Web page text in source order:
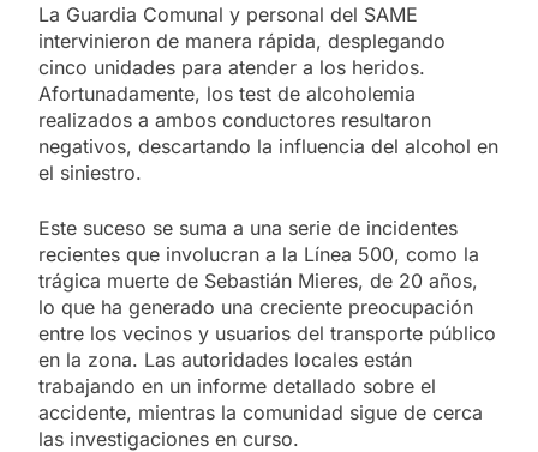
La Guardia Comunal y personal del SAME
intervinieron de manera rápida, desplegando
cinco unidades para atender a los heridos.
Afortunadamente, los test de alcoholemia
realizados a ambos conductores resultaron
negativos, descartando la influencia del alcohol en
el siniestro.
Este suceso se suma a una serie de incidentes
recientes que involucran a la Línea 500, como la
trágica muerte de Sebastián Mieres, de 20 años,
lo que ha generado una creciente preocupación
entre los vecinos y usuarios del transporte público
en la zona. Las autoridades locales están
trabajando en un informe detallado sobre el
accidente, mientras la comunidad sigue de cerca
las investigaciones en curso.